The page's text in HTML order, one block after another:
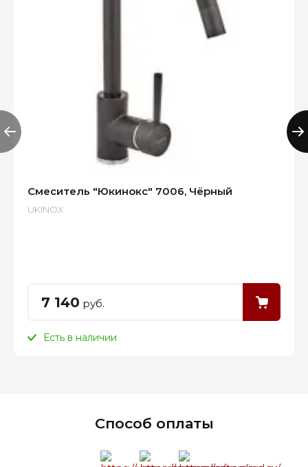
Смеситель "Юкинокс" 7006, Чёрный
UKINOX
7 140 руб.
Есть в наличии
Способ оплаты